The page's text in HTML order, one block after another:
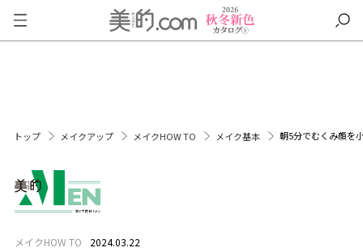
トップ メイクアップ メイクHOW TO メイク基本 朝5分でむくみ顔を
メイクHOW TO 2024.03.22